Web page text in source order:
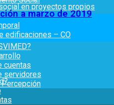
en proyectos propios
edificaciones – CO
cuentas
servidores
a marzo de 2019